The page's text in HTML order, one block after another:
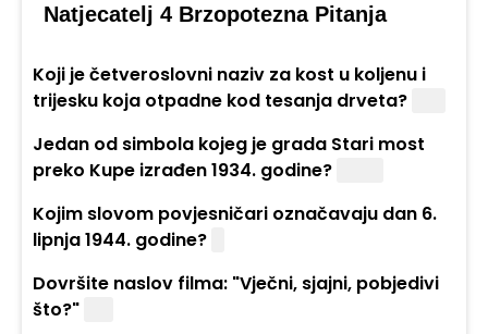
Natjecatelj 4 Brzopotezna Pitanja
Koji je četveroslovni naziv za kost u koljenu i
trijesku koja otpadne kod tesanja drveta?
Jedan od simbola kojeg je grada Stari most
preko Kupe izrađen 1934. godine?
Kojim slovom povjesničari označavaju dan 6.
lipnja 1944. godine?
Dovršite naslov filma: "Vječni, sjajni, pobjedivi
što?"